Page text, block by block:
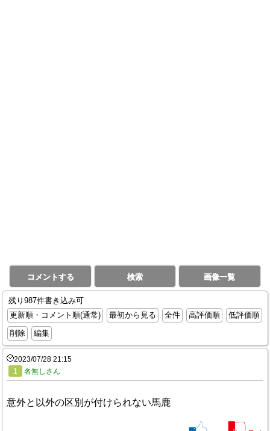
コメントする 検索 画像一覧
残り987件書き込み可
更新順・コメント順(通常)
最初から見る 全件 高評価順
低評価順
削除
編集
2023/07/28 21:15
1
名無しさん
意外と以外の区別が付けられない馬鹿